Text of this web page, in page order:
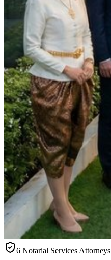
6 Notarial Services Attorneys